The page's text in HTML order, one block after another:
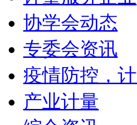
协学会动态
专委会资讯
疫情防控，
产业计量